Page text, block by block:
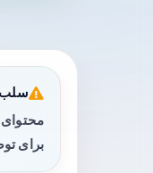
سلب
برای